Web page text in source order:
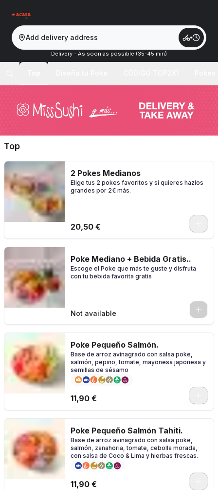
Add delivery address
Delivery - As soon as possible (35-45 min)
Top
2 Pokes Medianos
Elige tus 2 pokes favoritos y si quieres hazlos
grandes por 2€ más.
20,50 €
Poke Mediano + Bebida Gratis..
Escoge el Poke que más te guste y disfruta
con tu bebida favorita gratis
Not available 0
Poke Pequeño Salmón.
Base de arroz avinagrado con salsa poke,
salmón, pepino, tomate, mayonesa japonesa y
semillas de sésamo
11,90 €
Poke Pequeño Salmón Tahiti.
Base de arroz avinagrado con salsa poke,
salmón, zanahoria, tomate, cebolla morada,
con salsa de Coco & Lima y hierbas frescas.
11,90 €